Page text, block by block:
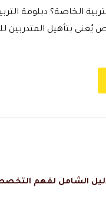
الخاصة؟ دبلومة
بتأهيل المتدربين
الشامل لفهم